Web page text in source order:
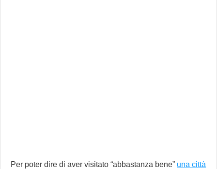
Per poter dire di aver visitato “abbastanza bene” una città